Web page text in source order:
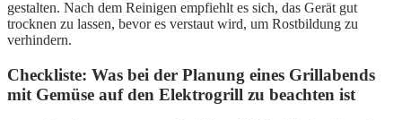
gestalten. Nach dem Reinigen empfiehlt es sich, das Gerät gut
trocknen zu lassen, bevor es verstaut wird, um Rostbildung zu
verhindern.
Checkliste: Was bei der Planung eines Grillabends
mit Gemüse auf den Elektrogrill zu beachten ist